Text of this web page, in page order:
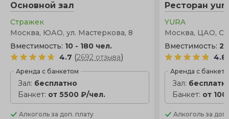
Основной зал
Стражек
Москва, ЮАО, ул. Мастеркова, 8
Вместимость: 10 - 180 чел.
4.7 (2692 отзыва)
Аренда с банкетом
Зал: бесплатно
Банкет: от 5500 ₽/чел.
Алкоголь за доп. плату
Ресторан
YURA
Москва, ЦАО,
Вместимость:
4.8
Аренда с
Зал:
Банкет: от
Алкоголь за